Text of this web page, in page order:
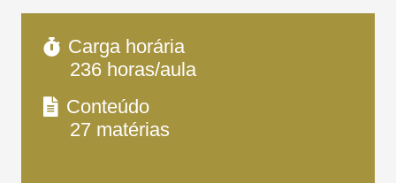
Carga horária
236 horas/aula
Conteúdo
27 matérias